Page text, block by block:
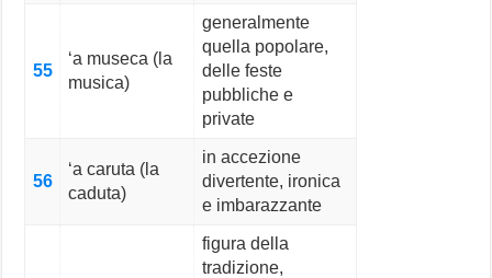
55
‘a museca (la
musica)
generalmente
quella popolare,
delle feste
pubbliche e
private
56
‘a caruta (la
caduta)
in accezione
divertente, ironica
e imbarazzante
figura della
tradizione,